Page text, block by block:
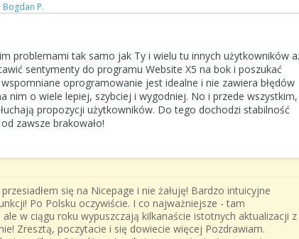
Bogdan P.
problemami tak samo jak Ty i wielu tu innych użytkowników
sentymenty do programu Website X5 na bok i poszukać
oprogramowanie jest idealne i nie zawiera błędów
nim o wiele lepiej, szybciej i wygodniej. No i przede wszystkim,
propozycji użytkowników. Do tego dochodzi stabilność
zawsze brakowało!
się na Nicepage i nie żałuję! Bardzo intuicyjne
Po Polsku oczywiście. I co najważniejsze - tam
w ciągu roku wypuszczają kilkanaście istotnych aktualizacji z
Zresztą, poczytacie i się dowiecie więcej Pozdrawiam.